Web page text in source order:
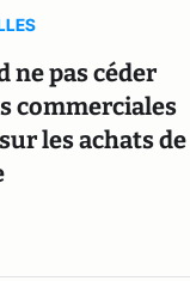
ne pas céder
commerciales
les achats de